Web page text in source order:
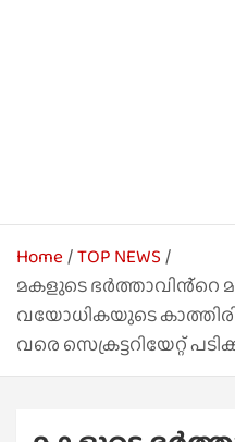
Home TOP NEWS
മകളുടെ ഭർത്താവിൻ്റെ
വയോധികയുടെ
വരെ സെക്രട്ടറിയേറ്റ്